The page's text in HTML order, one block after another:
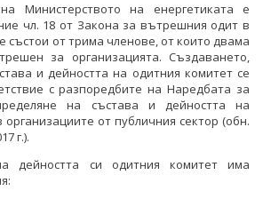
Министерството на енергетиката е
чл. 18 от Закона за вътрешния одит в
състои от трима членове, от които двама
за организацията. Създаването,
и дейността на одитния комитет се
с разпоредбите на Наредбата за
на състава и дейността на
от публичния сектор (обн.
г.).
дейността си одитния комитет има